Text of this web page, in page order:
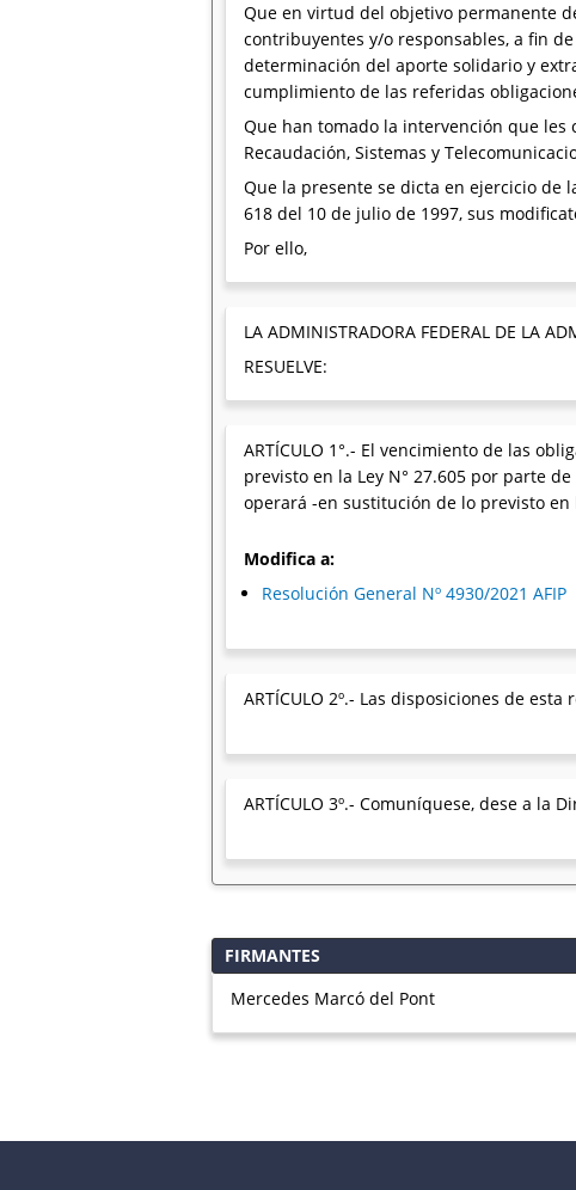
Que en virtud del objetivo permanente
contribuyentes y/o responsables, a fin
determinación del aporte solidario y
cumplimiento de las referidas
Que han tomado la intervención que les
Recaudación, Sistemas y
Que la presente se dicta en ejercicio de
618 del 10 de julio de 1997, sus
Por ello,
LA ADMINISTRADORA FEDERAL DE LA
RESUELVE:
ARTÍCULO 1°.- El vencimiento de las
previsto en la Ley N° 27.605 por parte
operará -en sustitución de lo previsto en
Modifica a:
Resolución General Nº 4930/2021 AFIP
ARTÍCULO 2º.- Las disposiciones de
ARTÍCULO 3º.- Comuníquese, dese a la
FIRMANTES
Mercedes Marcó del Pont